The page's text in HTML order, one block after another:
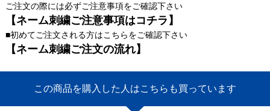
ご注文の際には必ずご注意事項をご確認下さい
【ネーム刺繍ご注意事項はコチラ】
■初めてご注文される方はこちらをご確認下さい
【ネーム刺繍ご注文の流れ】
この商品を購入した人はこちらも買っています